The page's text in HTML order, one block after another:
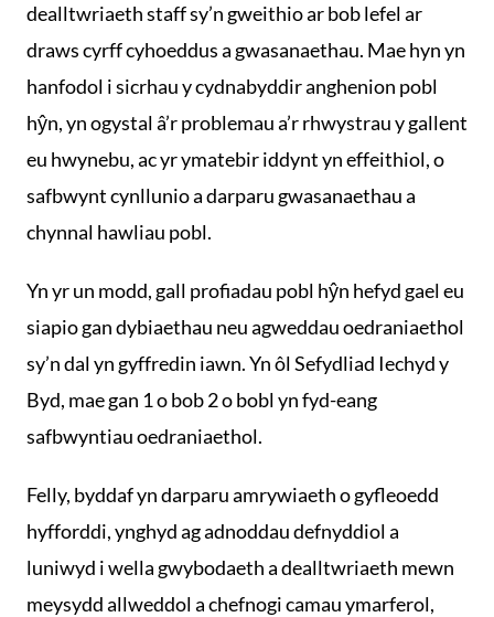
dealltwriaeth staff sy’n gweithio ar bob lefel ar
draws cyrff cyhoeddus a gwasanaethau. Mae hyn yn
hanfodol i sicrhau y cydnabyddir anghenion pobl
hŷn, yn ogystal â’r problemau a’r rhwystrau y gallent
eu hwynebu, ac yr ymatebir iddynt yn effeithiol, o
safbwynt cynllunio a darparu gwasanaethau a
chynnal hawliau pobl.
Yn yr un modd, gall profiadau pobl hŷn hefyd gael eu
siapio gan dybiaethau neu agweddau oedraniaethol
sy’n dal yn gyffredin iawn. Yn ôl Sefydliad Iechyd y
Byd, mae gan 1 o bob 2 o bobl yn fyd-eang
safbwyntiau oedraniaethol.
Felly, byddaf yn darparu amrywiaeth o gyfleoedd
hyfforddi, ynghyd ag adnoddau defnyddiol a
luniwyd i wella gwybodaeth a dealltwriaeth mewn
meysydd allweddol a chefnogi camau ymarferol,